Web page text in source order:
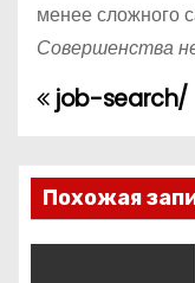
менее сложного
Совершенства
Н
в
и
job-search/
Похожая